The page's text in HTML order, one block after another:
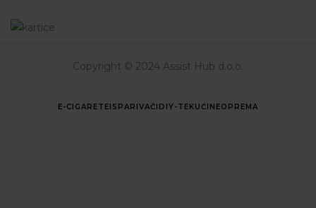
Copyright © 2024 Assist Hub d.o.o.
E-CIGARETEISPARIVAČI DIY-TEKUĆINEOPREMA